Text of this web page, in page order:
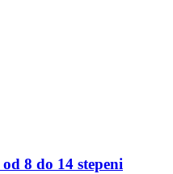
8 do 14 stepeni